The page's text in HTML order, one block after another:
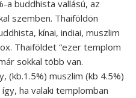
a buddhista vallású, az
szemben. Thaiföldön
kínai, indiai, muszlim
Thaiföldet “ezer templom
sokkal több van.
(kb.1.5%) muszlim (kb 4.5%)
ha valaki templomban